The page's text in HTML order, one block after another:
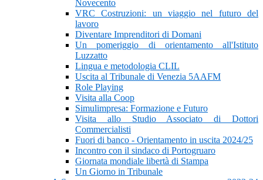
Novecento
VRC Costruzioni: un viaggio nel futuro del
lavoro
Diventare Imprenditori di Domani
Un pomeriggio di orientamento all'Istituto
Luzzatto
Lingua e metodologia CLIL
Uscita al Tribunale di Venezia 5AAFM
Role Playing
Visita alla Coop
Simulimpresa: Formazione e Futuro
Visita allo Studio Associato di Dottori
Commercialisti
Fuori di banco - Orientamento in uscita 2024/25
Incontro con il sindaco di Portogruaro
Giornata mondiale libertà di Stampa
Un Giorno in Tribunale